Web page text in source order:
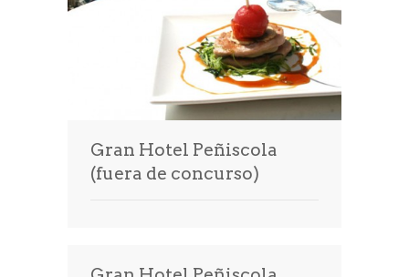
Gran Hotel Peñiscola
(fuera de concurso)